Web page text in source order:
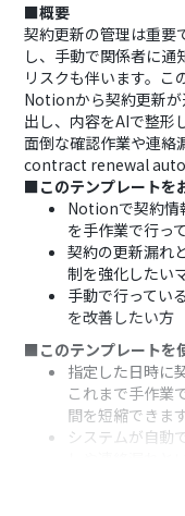
■概要
契約更新の管理は重
し、手動で関係者に通
リスクも伴います。こ
Notionから契約更新が
出し、内容をAIで整形
面倒な確認作業や連絡
contract renewal
■このテンプレートを
Notionで契約情
を手作業で行っ
契約の更新漏れ
制を強化したい
手動で行ってい
を改善したい方
■このテンプレートを
指定した日時に
これまで手作業
間を短縮できます
システムが自動